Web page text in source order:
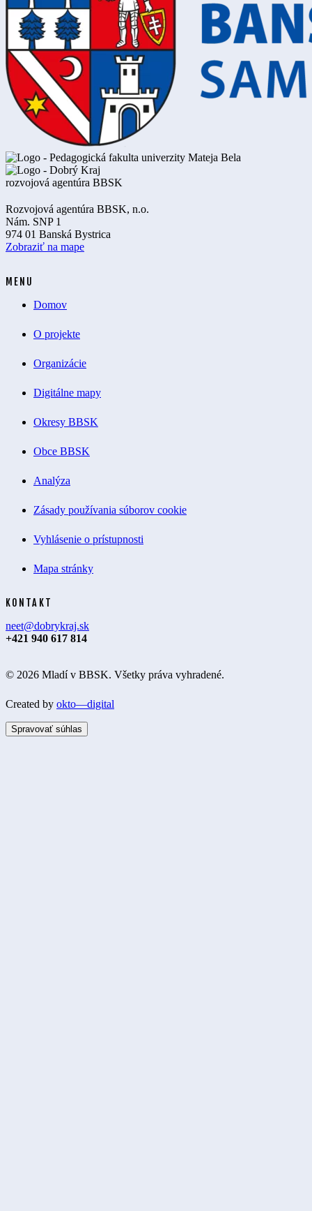
Rozvojová agentúra BBSK, n.o.
Nám. SNP 1
974 01 Banská Bystrica
Zobraziť na mape
MENU
Domov
O projekte
Organizácie
Digitálne mapy
Okresy BBSK
Obce BBSK
Analýza
Zásady používania súborov cookie
Vyhlásenie o prístupnosti
Mapa stránky
KONTAKT
neet@dobrykraj.sk
+421 940 617 814
© 2026 Mladí v BBSK. Všetky práva vyhradené.
Created by okto—digital
Spravovať súhlas